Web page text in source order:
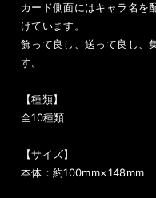
カード側面にはキャラ名を
げています。
飾って良し、送って良し、
す。
【種類】
全10種類
【サイズ】
本体：約100mm×148mm